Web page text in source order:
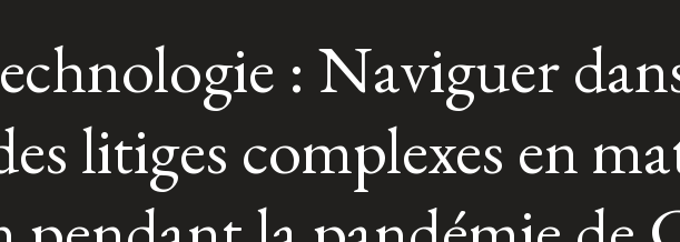
: Naviguer
litiges complexes en